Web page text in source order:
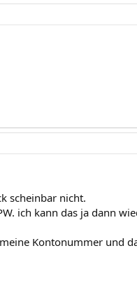
scheinbar nicht.
ich kann das ja dann
Kontonummer und